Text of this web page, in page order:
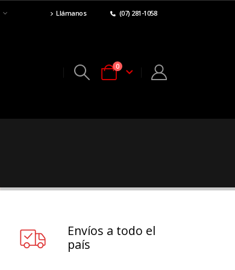
Llámanos (07) 281-1058
0
Envíos a todo el
país